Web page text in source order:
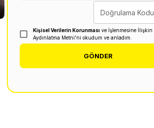
Doğrulama Kodu
Kişisel Verilerin Korunması ve İşlenmesine İlişkin
Aydınlatma Metni'ni okudum ve anladım.
GÖNDER